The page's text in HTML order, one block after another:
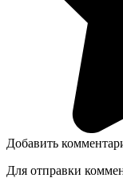
Добавить
Для отправки